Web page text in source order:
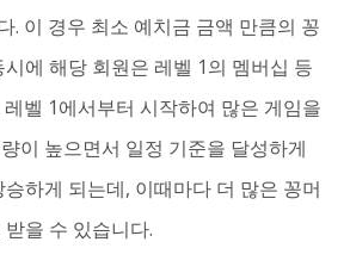
. 이 경우 최소 예치금 금액 만큼의 꽁
에 해당 회원은 레벨 1의 멤버십 등
벨 1에서부터 시작하여 많은 게임을
이 높으면서 일정 기준을 달성하게
하게 되는데, 이때마다 더 많은 꽁머
을 수 있습니다.